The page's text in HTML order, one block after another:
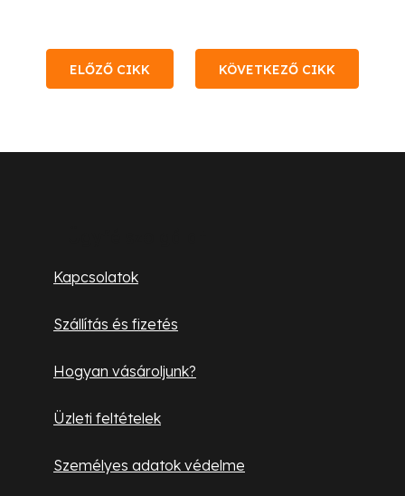
ELŐZŐ CIKK KÖVETKEZŐ CIKK
Kapcsolatok
Szállítás és fizetés
Hogyan vásároljunk?
Üzleti feltételek
Személyes adatok védelme